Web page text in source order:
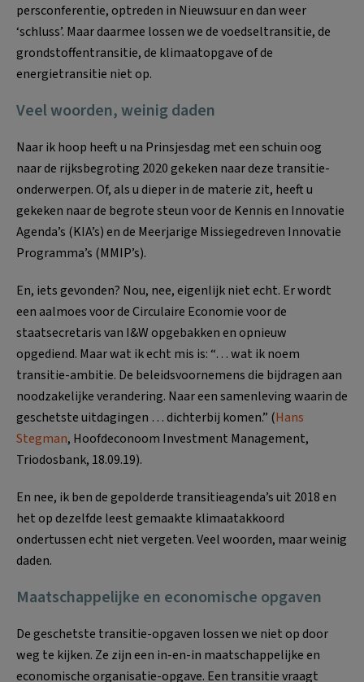
persconferentie, optreden in Nieuwsuur en dan weer
‘schluss’. Maar daarmee lossen we de voedseltransitie, de
grondstoffentransitie, de klimaatopgave of de
energietransitie niet op.
Veel woorden, weinig daden
Naar ik hoop heeft u na Prinsjesdag met een schuin oog
naar de rijksbegroting 2020 gekeken naar deze transitie-
onderwerpen. Of, als u dieper in de materie zit, heeft u
gekeken naar de begrote steun voor de Kennis en Innovatie
Agenda’s (KIA’s) en de Meerjarige Missiegedreven Innovatie
Programma’s (MMIP’s).
En, iets gevonden? Nou, nee, eigenlijk niet echt. Er wordt
een aalmoes voor de Circulaire Economie voor de
staatsecretaris van I&W opgebakken en opnieuw
opgediend. Maar wat ik echt mis is: “… wat ik noem
transitie-ambitie. De beleidsvoornemens die bijdragen aan
noodzakelijke verandering. Naar een samenleving waarin de
geschetste uitdagingen … dichterbij komen.” (Hans
Stegman, Hoofdeconoom Investment Management,
Triodosbank, 18.09.19).
En nee, ik ben de gepolderde transitieagenda’s uit 2018 en
het op dezelfde leest gemaakte klimaatakkoord
ondertussen echt niet vergeten. Veel woorden, maar weinig
daden.
Maatschappelijke en economische opgaven
De geschetste transitie-opgaven lossen we niet op door
weg te kijken. Ze zijn een in-en-in maatschappelijke en
economische organisatie-opgave. Een transitie vraagt